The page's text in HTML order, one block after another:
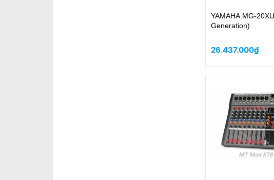
YAMAHA MG-
Generation)
26.437.000₫